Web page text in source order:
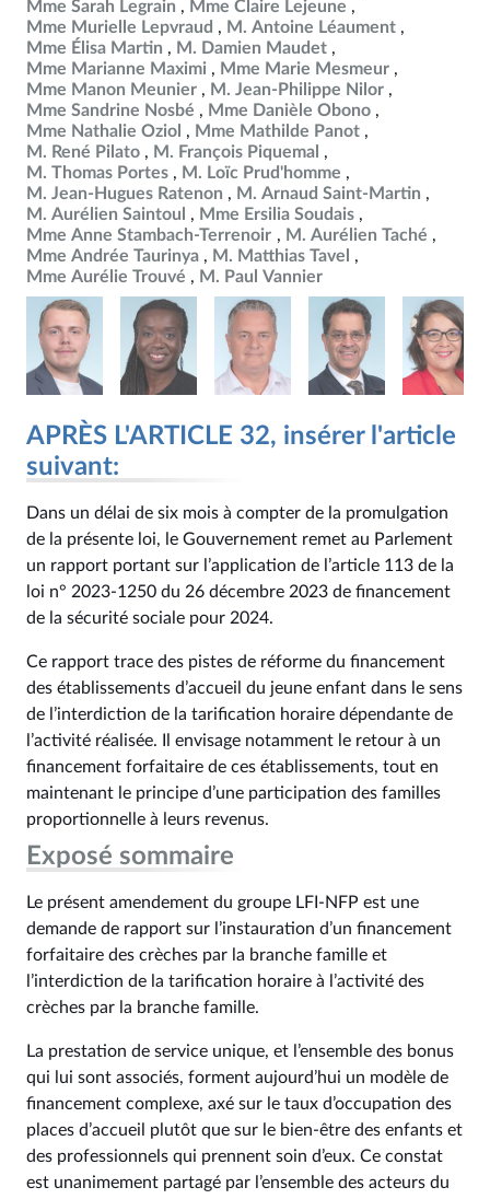
Mme Sarah Legrain
Mme Claire Lejeune
Mme Murielle Lepvraud
M. Antoine Léaument
Mme Élisa Martin
M. Damien Maudet
Mme Marianne Maximi
Mme Marie Mesmeur
Mme Manon Meunier
M. Jean-Philippe Nilor
Mme Sandrine Nosbé
Mme Danièle Obono
Mme Nathalie Oziol
Mme Mathilde Panot
M. René Pilato
M. François Piquemal
M. Thomas Portes
M. Loïc Prud'homme
M. Jean-Hugues Ratenon
M. Arnaud Saint-Martin
M. Aurélien Saintoul
Mme Ersilia Soudais
Mme Anne Stambach-Terrenoir
M. Aurélien Taché
Mme Andrée Taurinya
M. Matthias Tavel
Mme Aurélie Trouvé
M. Paul Vannier
APRÈS L'ARTICLE 32, insérer l'article
suivant:
Dans un délai de six mois à compter de la promulgation
de la présente loi, le Gouvernement remet au Parlement
un rapport portant sur l’application de l’article 113 de la
loi n° 2023‑1250 du 26 décembre 2023 de financement
de la sécurité sociale pour 2024.
Ce rapport trace des pistes de réforme du financement
des établissements d’accueil du jeune enfant dans le sens
de l’interdiction de la tarification horaire dépendante de
l’activité réalisée. Il envisage notamment le retour à un
financement forfaitaire de ces établissements, tout en
maintenant le principe d’une participation des familles
proportionnelle à leurs revenus.
Exposé sommaire
Le présent amendement du groupe LFI-NFP est une
demande de rapport sur l’instauration d’un financement
forfaitaire des crèches par la branche famille et
l’interdiction de la tarification horaire à l’activité des
crèches par la branche famille.
La prestation de service unique, et l’ensemble des bonus
qui lui sont associés, forment aujourd’hui un modèle de
financement complexe, axé sur le taux d’occupation des
places d’accueil plutôt que sur le bien-être des enfants et
des professionnels qui prennent soin d’eux. Ce constat
est unanimement partagé par l’ensemble des acteurs du